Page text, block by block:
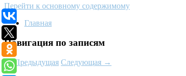
Перейти к основному содержимому
Главная
Навигация по записям
←Предыдущая Следующая →